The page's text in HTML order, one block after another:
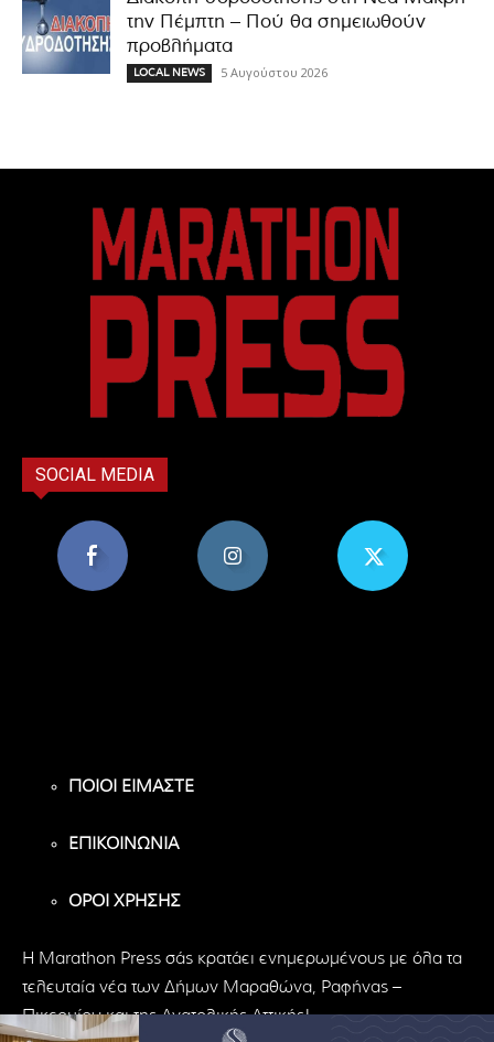
την Πέμπτη – Πού θα σημειωθούν
προβλήματα
LOCAL NEWS 5 Αυγούστου 2026
SOCIAL MEDIA
ΠΟΙΟΙ ΕΙΜΑΣΤΕ
ΕΠΙΚΟΙΝΩΝΙΑ
ΟΡΟΙ ΧΡΗΣΗΣ
H Marathon Press σάς κρατάει ενημερωμένους με όλα τα
τελευταία νέα των Δήμων Μαραθώνα, Ραφήνας –
Πικερμίου και της Ανατολικής Αττικής!